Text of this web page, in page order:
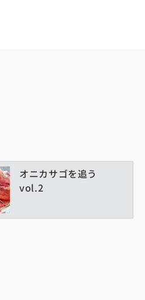
オニカサゴを追う
vol.2